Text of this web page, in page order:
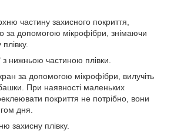
частину захисного покриття,
за допомогою мікрофібри, знімаючи
з нижньою частиною плівки.
за допомогою мікрофібри, вилучіть
При наявності маленьких
покриття не потрібно, вони
дня.
захисну плівку.